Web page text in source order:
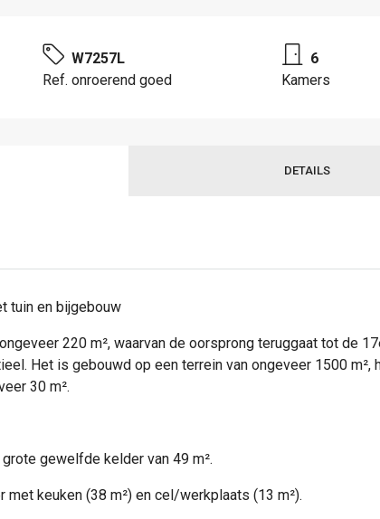
W7257L
Ref. onroerend goed
6
Kamers
DETAILS
tuin en bijgebouw
220 m², waarvan de oorsprong teruggaat tot de
Het is gebouwd op een terrein van ongeveer 1500
30 m².
grote gewelfde kelder van 49 m².
met keuken (38 m²) en cel/werkplaats (13 m²).